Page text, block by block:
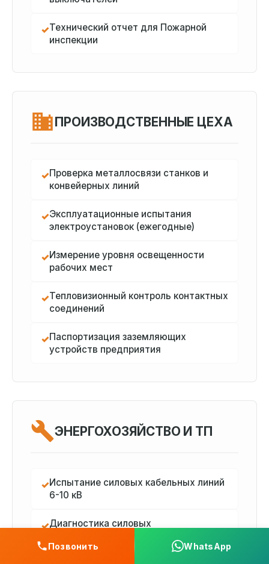
Позвонить WhatsApp
✓Технический отчет для Пожарной
инспекции
ПРОИЗВОДСТВЕННЫЕ ЦЕХА
✓Проверка металлосвязи станков и
конвейерных линий
✓Эксплуатационные испытания
электроустановок (ежегодные)
✓Измерение уровня освещенности
рабочих мест
✓Тепловизионный контроль контактных
соединений
✓Паспортизация заземляющих
устройств предприятия
ЭНЕРГОХОЗЯЙСТВО И ТП
✓Испытание силовых кабельных линий
6-10 кВ
✓Диагностика силовых